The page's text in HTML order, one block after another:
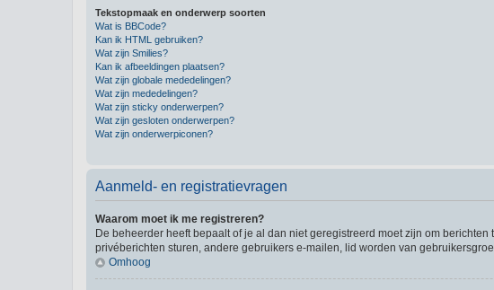
Tekstopmaak en onderwerp soorten
Wat is BBCode?
Kan ik HTML gebruiken?
Wat zijn Smilies?
Kan ik afbeeldingen plaatsen?
Wat zijn globale mededelingen?
Wat zijn mededelingen?
Wat zijn sticky onderwerpen?
Wat zijn gesloten onderwerpen?
Wat zijn onderwerpiconen?
Aanmeld- en registratievragen
Waarom moet ik me registreren?
De beheerder heeft bepaalt of je al dan niet geregistreerd moet zijn om
privéberichten sturen, andere gebruikers e-mailen, lid worden van
Omhoog